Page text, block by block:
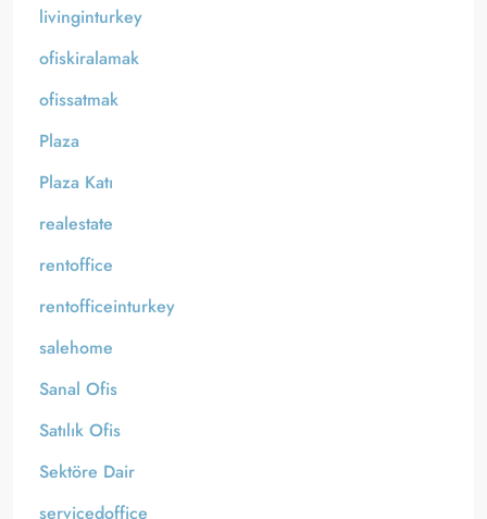
livinginturkey
ofiskiralamak
ofissatmak
Plaza
Plaza Katı
realestate
rentoffice
rentofficeinturkey
salehome
Sanal Ofis
Satılık Ofis
Sektöre Dair
servicedoffice